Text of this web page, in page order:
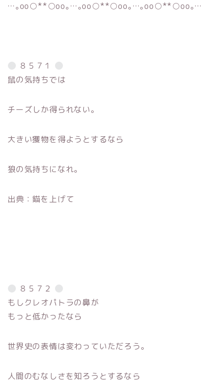
…｡oо○**○оo｡…｡oо○**○оo｡…｡oо○**○оo｡…
８５７１
鼠の気持ちでは
チーズしか得られない。
大きい獲物を得ようとするなら
狼の気持ちになれ。
出典：錨を上げて
８５７２
もしクレオパトラの鼻が
もっと低かったなら
世界史の表情は変わっていただろう。
人間のむなしさを知ろうとするなら